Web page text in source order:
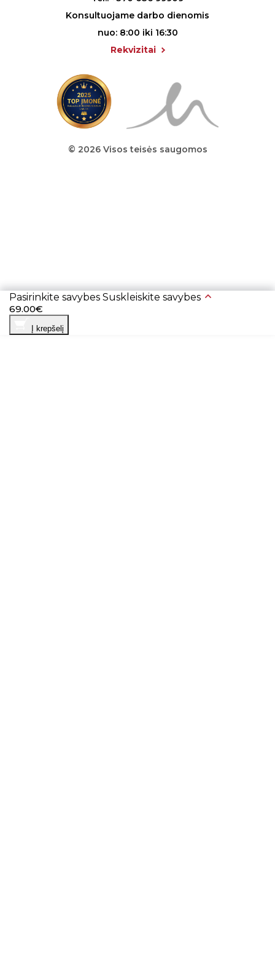
Konsultuojame darbo dienomis
nuo: 8:00 iki 16:30
Rekvizitai
© 2026 Visos teisės saugomos
Pasirinkite savybes Suskleiskite savybes
69.00€
Į krepšelį